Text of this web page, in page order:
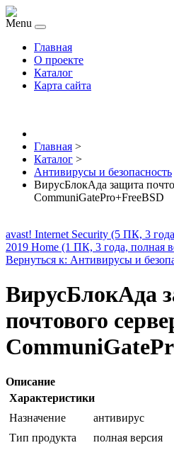
Menu
Главная
О проекте
Каталог
Карта сайта
Главная >
Каталог >
Антивирусы и безопасность
ВирусБлокАда защита
CommuniGatePro+FreeBSD
avast! Internet Security (5 ПК, 3
2019 Home (1 ПК, 3 года, полная
Вернуться к: Антивирусы и
ВирусБлокАда
почтового
Описание
Характеристики
Назначение
антивирус
Тип продукта
полная версия